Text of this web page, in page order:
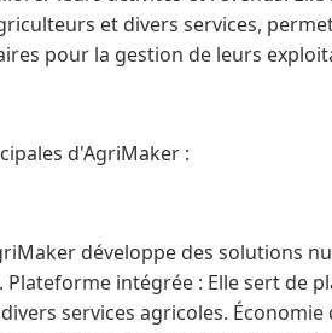
et divers services,
pour la gestion de leurs
d'AgriMaker :
développe des solutions
intégrée : Elle sert de
services agricoles.